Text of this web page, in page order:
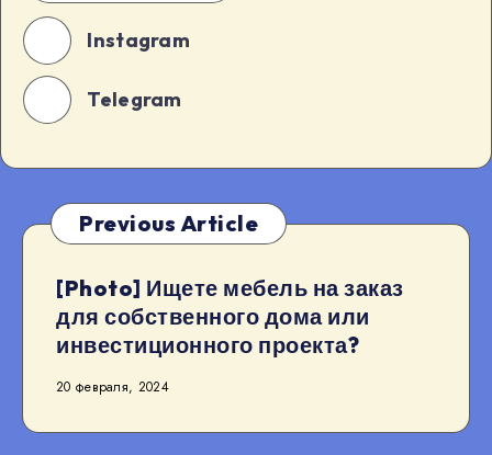
Instagram
Telegram
Previous Article
[Photo] Ищете мебель на заказ
для собственного дома или
инвестиционного проекта?
20 февраля, 2024